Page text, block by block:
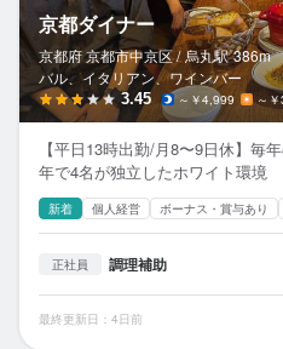
京都ダイナー
京都府 京都市中京区 / 烏丸駅 386m
バル、イタリアン、ワインバー
3.45 ～￥4,999 ～
【平日13時出勤/月8〜9日休】毎
年で4名が独立したホワイト環境
新着 個人経営 ボーナス・賞与あり
正社員 調理補助
最終更新日：4日前